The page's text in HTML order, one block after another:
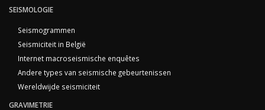
SEISMOLOGIE
Seismogrammen
Seismiciteit in België
Internet macroseismische enquêtes
Andere types van seismische gebeurtenissen
Wereldwijde seismiciteit
GRAVIMETRIE